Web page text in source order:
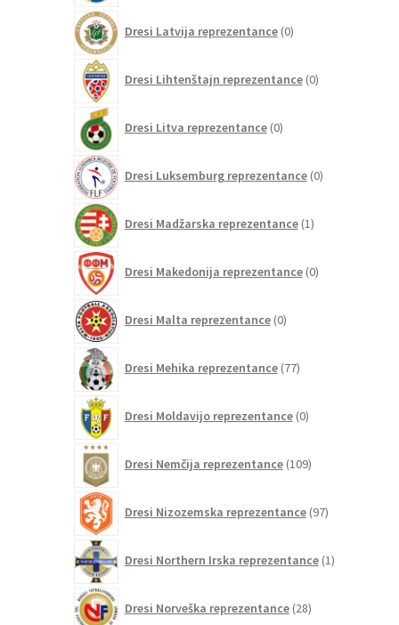
Dresi Latvija reprezentance 0izdelkov
Dresi Lihtenštajn reprezentance 0izdelkov
Dresi Litva reprezentance 0izdelkov
Dresi Luksemburg reprezentance 0izdelkov
Dresi Madžarska reprezentance 1izdelek
Dresi Makedonija reprezentance 0izdelkov
Dresi Malta reprezentance 0izdelkov
Dresi Mehika reprezentance 77izdelkov
Dresi Moldavijo reprezentance 0izdelkov
Dresi Nemčija reprezentance 109izdelkov
Dresi Nizozemska reprezentance 97izdelkov
Dresi Northern Irska reprezentance 1izdelek
Dresi Norveška reprezentance 28izdelkov